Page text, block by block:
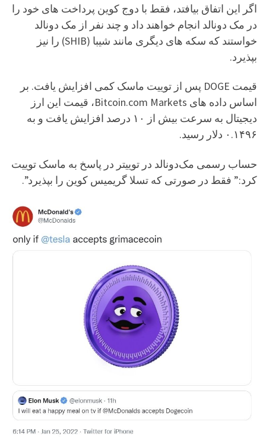
اگر این اتفاق بیافتد، فقط با دوج کوین پرداخت های خود را
در مک دونالد انجام خواهند داد و چند نفر از مک دونالد
خواستند که سکه های دیگری مانند شیبا (SHIB) را نیز
بپذیرد.
قیمت DOGE پس از توییت ماسک کمی افزایش یافت. بر
اساس داده های Bitcoin.com Markets، قیمت این ارز
دیجیتال به سرعت بیش از ۱۰ درصد افزایش یافت و به
۰.۱۴۹۶ دلار رسید.
حساب رسمی مک‌دونالد در توییتر در پاسخ به ماسک توییت
کرد:” فقط در صورتی که تسلا گریمیس کوین را بپذیرد”.